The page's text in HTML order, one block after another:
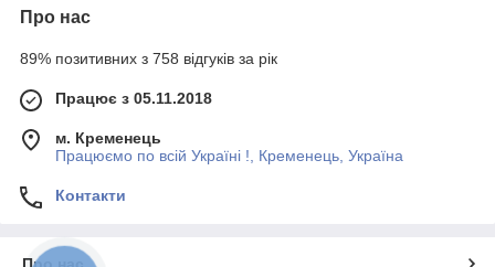
Про нас
89% позитивних з 758 відгуків за рік
Працює з 05.11.2018
м. Кременець
Працюємо по всій Україні !, Кременець, Україна
Контакти